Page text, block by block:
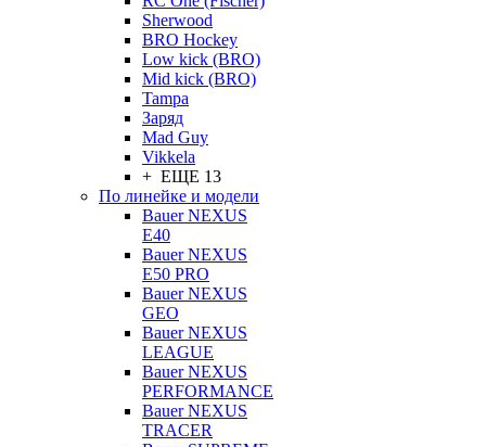
Sherwood
BRO Hockey
Low kick (BRO)
Mid kick (BRO)
Tampa
Заряд
Mad Guy
Vikkela
+ ЕЩЕ 13
По линейке и модели
Bauer NEXUS
E40
Bauer NEXUS
E50 PRO
Bauer NEXUS
GEO
Bauer NEXUS
LEAGUE
Bauer NEXUS
PERFORMANCE
Bauer NEXUS
TRACER